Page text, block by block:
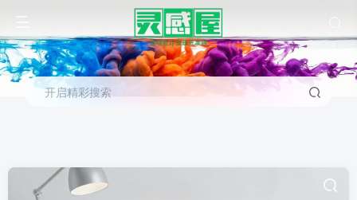
开启精彩搜索